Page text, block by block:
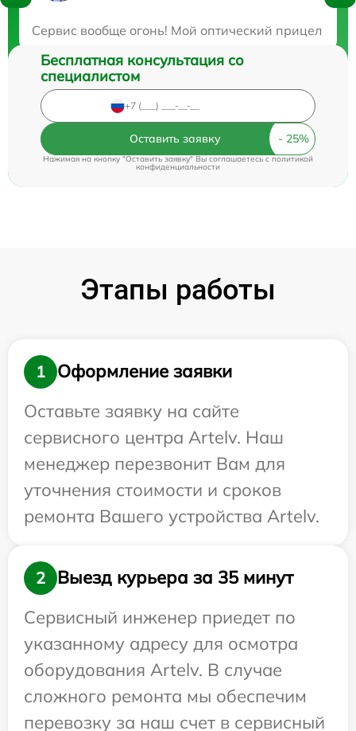
Сервис вообще огонь! Мой оптический прицел
Бесплатная консультация со
специалистом
Оставить заявку
Нажимая на кнопку "Оставить заявку" Вы соглашаетесь cполитикой
конфиденциальности
Этапы работы
1
Оформление заявки
Оставьте заявку на сайте
сервисного центра Artelv. Наш
менеджер перезвонит Вам для
уточнения стоимости и сроков
ремонта Вашего устройства Artelv.
2
Выезд курьера за 35 минут
Сервисный инженер приедет по
указанному адресу для осмотра
оборудования Artelv. В случае
сложного ремонта мы обеспечим
перевозку за наш счет в сервисный